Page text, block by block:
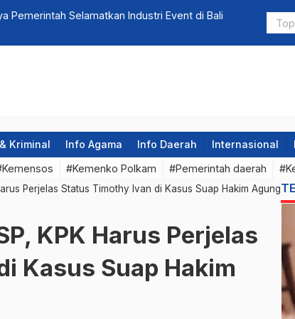
Pemerintah Selamatkan Industri Event di Bali Ganjar
Kriminal Info Agama Info Daerah Internasional
#Kemenko Polkam #Pemerintah daerah
Perjelas Status Timothy Ivan di Kasus Suap Hakim Agung
KPK Harus Perjelas
Kasus Suap Hakim